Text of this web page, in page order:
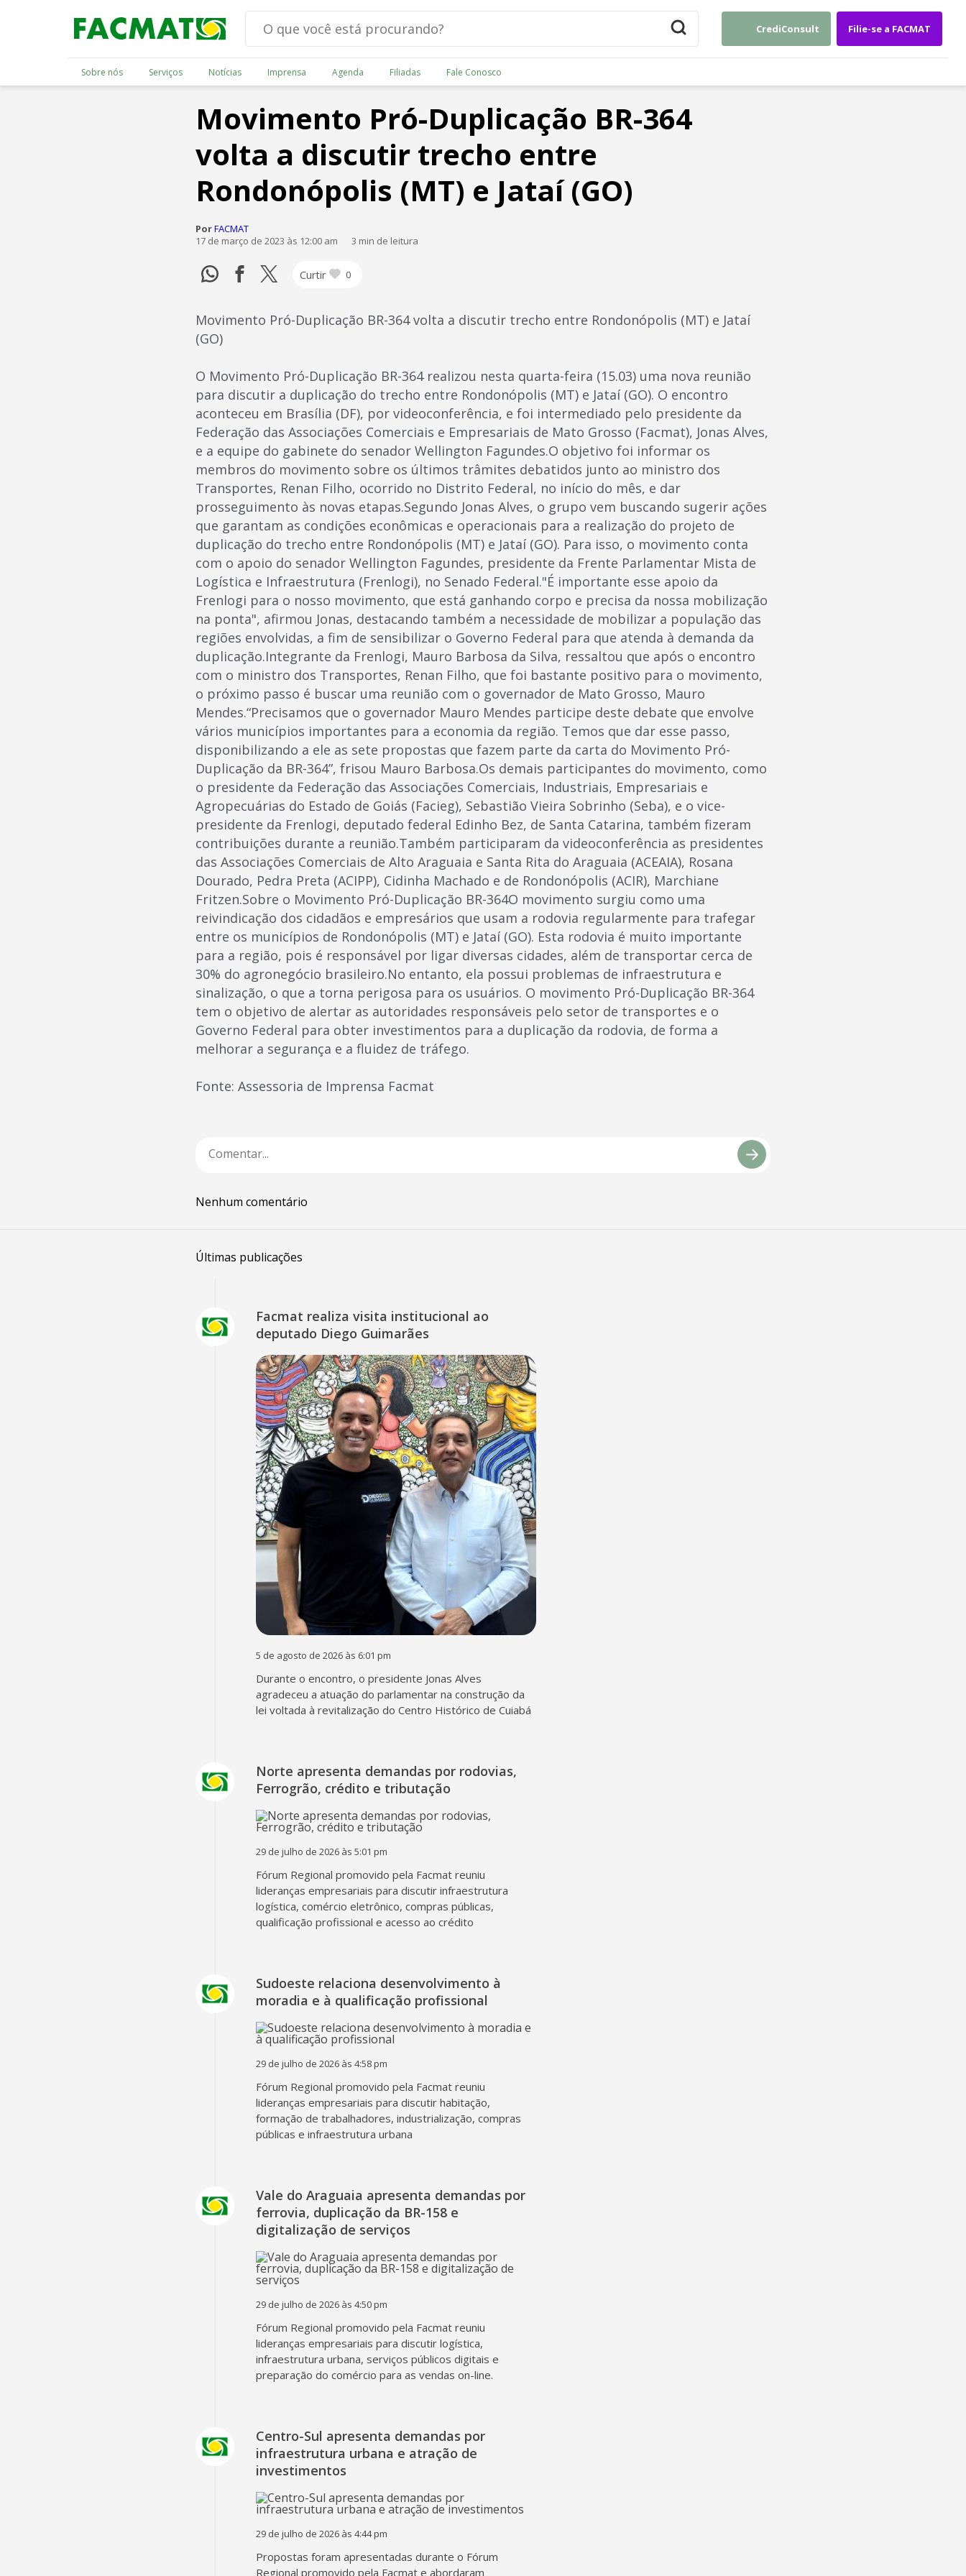
CrediConsult Filie-se a FACMAT
Sobre nós Serviços Notícias Imprensa Agenda Filiadas Fale Conosco
Movimento Pró-Duplicação BR-364
volta a discutir trecho entre
Rondonópolis (MT) e Jataí (GO)
PorFACMAT
17 de março de 2023 às 12:00 am
3 min de leitura
Curtir 0
Movimento Pró-Duplicação BR-364 volta a discutir trecho entre Rondonópolis (MT) e Jataí
(GO)
O Movimento Pró-Duplicação BR-364 realizou nesta quarta-feira (15.03) uma nova reunião
para discutir a duplicação do trecho entre Rondonópolis (MT) e Jataí (GO). O encontro
aconteceu em Brasília (DF), por videoconferência, e foi intermediado pelo presidente da
Federação das Associações Comerciais e Empresariais de Mato Grosso (Facmat), Jonas Alves,
e a equipe do gabinete do senador Wellington Fagundes.O objetivo foi informar os
membros do movimento sobre os últimos trâmites debatidos junto ao ministro dos
Transportes, Renan Filho, ocorrido no Distrito Federal, no início do mês, e dar
prosseguimento às novas etapas.Segundo Jonas Alves, o grupo vem buscando sugerir ações
que garantam as condições econômicas e operacionais para a realização do projeto de
duplicação do trecho entre Rondonópolis (MT) e Jataí (GO). Para isso, o movimento conta
com o apoio do senador Wellington Fagundes, presidente da Frente Parlamentar Mista de
Logística e Infraestrutura (Frenlogi), no Senado Federal."É importante esse apoio da
Frenlogi para o nosso movimento, que está ganhando corpo e precisa da nossa mobilização
na ponta", afirmou Jonas, destacando também a necessidade de mobilizar a população das
regiões envolvidas, a fim de sensibilizar o Governo Federal para que atenda à demanda da
duplicação.Integrante da Frenlogi, Mauro Barbosa da Silva, ressaltou que após o encontro
com o ministro dos Transportes, Renan Filho, que foi bastante positivo para o movimento,
o próximo passo é buscar uma reunião com o governador de Mato Grosso, Mauro
Mendes.“Precisamos que o governador Mauro Mendes participe deste debate que envolve
vários municípios importantes para a economia da região. Temos que dar esse passo,
disponibilizando a ele as sete propostas que fazem parte da carta do Movimento Pró-
Duplicação da BR-364”, frisou Mauro Barbosa.Os demais participantes do movimento, como
o presidente da Federação das Associações Comerciais, Industriais, Empresariais e
Agropecuárias do Estado de Goiás (Facieg), Sebastião Vieira Sobrinho (Seba), e o vice-
presidente da Frenlogi, deputado federal Edinho Bez, de Santa Catarina, também fizeram
contribuições durante a reunião.Também participaram da videoconferência as presidentes
das Associações Comerciais de Alto Araguaia e Santa Rita do Araguaia (ACEAIA), Rosana
Dourado, Pedra Preta (ACIPP), Cidinha Machado e de Rondonópolis (ACIR), Marchiane
Fritzen.Sobre o Movimento Pró-Duplicação BR-364O movimento surgiu como uma
reivindicação dos cidadãos e empresários que usam a rodovia regularmente para trafegar
entre os municípios de Rondonópolis (MT) e Jataí (GO). Esta rodovia é muito importante
para a região, pois é responsável por ligar diversas cidades, além de transportar cerca de
30% do agronegócio brasileiro.No entanto, ela possui problemas de infraestrutura e
sinalização, o que a torna perigosa para os usuários. O movimento Pró-Duplicação BR-364
tem o objetivo de alertar as autoridades responsáveis pelo setor de transportes e o
Governo Federal para obter investimentos para a duplicação da rodovia, de forma a
melhorar a segurança e a fluidez de tráfego.
Fonte: Assessoria de Imprensa Facmat
Nenhum comentário
Últimas publicações
Facmat realiza visita institucional ao
deputado Diego Guimarães
5 de agosto de 2026 às 6:01 pm
Durante o encontro, o presidente Jonas Alves
agradeceu a atuação do parlamentar na construção da
lei voltada à revitalização do Centro Histórico de Cuiabá
Norte apresenta demandas por rodovias,
Ferrogrão, crédito e tributação
29 de julho de 2026 às 5:01 pm
Fórum Regional promovido pela Facmat reuniu
lideranças empresariais para discutir infraestrutura
logística, comércio eletrônico, compras públicas,
qualificação profissional e acesso ao crédito
Sudoeste relaciona desenvolvimento à
moradia e à qualificação profissional
29 de julho de 2026 às 4:58 pm
Fórum Regional promovido pela Facmat reuniu
lideranças empresariais para discutir habitação,
formação de trabalhadores, industrialização, compras
públicas e infraestrutura urbana
Vale do Araguaia apresenta demandas por
ferrovia, duplicação da BR-158 e
digitalização de serviços
29 de julho de 2026 às 4:50 pm
Fórum Regional promovido pela Facmat reuniu
lideranças empresariais para discutir logística,
infraestrutura urbana, serviços públicos digitais e
preparação do comércio para as vendas on-line.
Centro-Sul apresenta demandas por
infraestrutura urbana e atração de
investimentos
29 de julho de 2026 às 4:44 pm
Propostas foram apresentadas durante o Fórum
Regional promovido pela Facmat e abordaram